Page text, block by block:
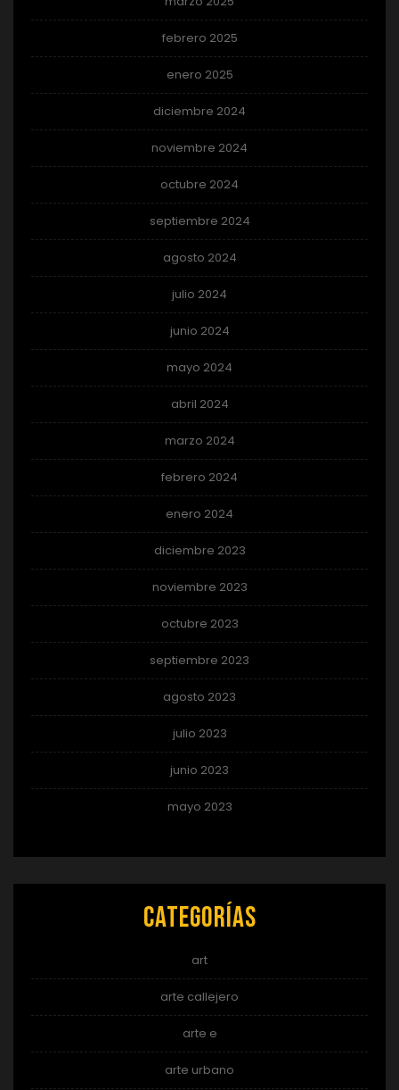
febrero 2025
enero 2025
diciembre 2024
noviembre 2024
octubre 2024
septiembre 2024
agosto 2024
julio 2024
junio 2024
mayo 2024
abril 2024
marzo 2024
febrero 2024
enero 2024
diciembre 2023
noviembre 2023
octubre 2023
septiembre 2023
agosto 2023
julio 2023
junio 2023
mayo 2023
Categorías
art
arte callejero
arte e
arte urbano